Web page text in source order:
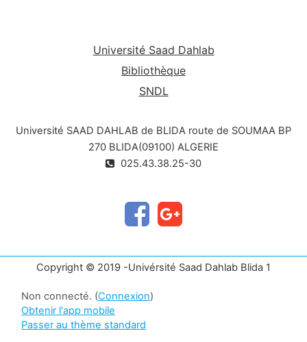
Université Saad Dahlab
Bibliothèque
SNDL
Université SAAD DAHLAB de BLIDA route de SOUMAA BP
270 BLIDA(09100) ALGERIE
025.43.38.25-30
Copyright © 2019 -Univérsité Saad Dahlab Blida 1
Non connecté. (Connexion)
Obtenir l'app mobile
Passer au thème standard